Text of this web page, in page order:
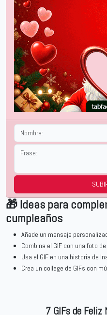
🎁 Ideas para
cumpleaños
Añade un mensaje
Combina el GIF con una foto
Usa el GIF en una historia de
Crea un collage de GIFs con
7 GIFs de Feliz